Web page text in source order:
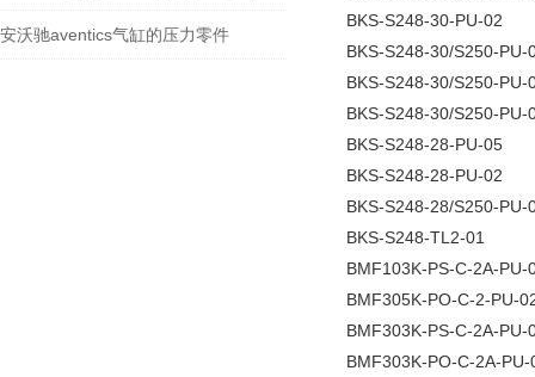
安沃驰aventics气缸的压力零件
BKS-S248-30-PU-02
BKS-S248-30/S250-PU-
BKS-S248-30/S250-PU-
BKS-S248-30/S250-PU-
BKS-S248-28-PU-05
BKS-S248-28-PU-02
BKS-S248-28/S250-PU-
BKS-S248-TL2-01
BMF103K-PS-C-2A-PU-
BMF305K-PO-C-2-PU-
BMF303K-PS-C-2A-PU-
BMF303K-PO-C-2A-PU-